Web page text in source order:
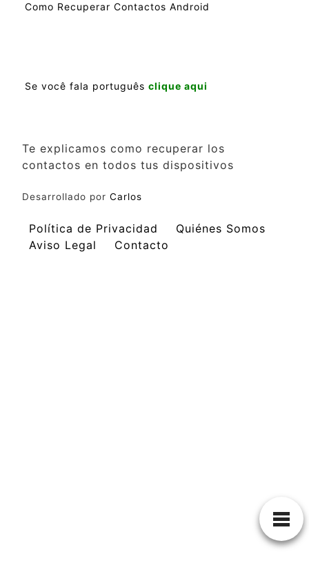
Como Recuperar Contactos Android
Se você fala português clique aqui
Te explicamos como recuperar los
contactos en todos tus dispositivos
Desarrollado por Carlos
Política de Privacidad
Quiénes Somos
Aviso Legal
Contacto